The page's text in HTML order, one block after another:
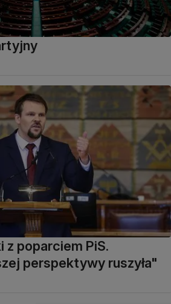
z poparciem PiS.
perspektywy ruszyła"